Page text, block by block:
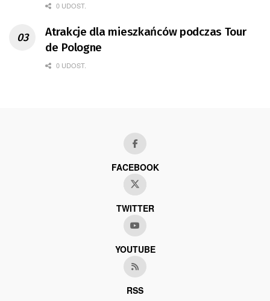
0 UDOST.
Atrakcje dla mieszkańców podczas Tour
de Pologne
0 UDOST.
FACEBOOK
TWITTER
YOUTUBE
RSS